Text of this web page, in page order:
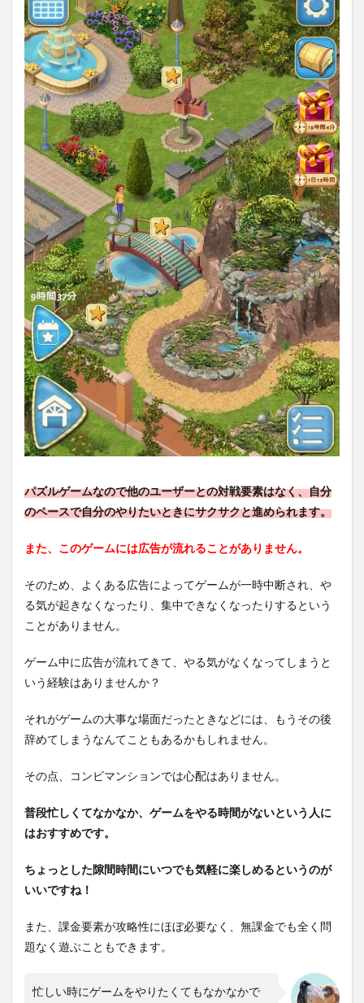
想：
まと
め
パズルゲームなので他のユーザーとの対戦要素はなく、自分
のペースで自分のやりたいときにサクサクと進められます。
また、このゲームには広告が流れることがありません。
そのため、よくある広告によってゲームが一時中断され、や
る気が起きなくなったり、集中できなくなったりするという
ことがありません。
ゲーム中に広告が流れてきて、やる気がなくなってしまうと
いう経験はありませんか？
それがゲームの大事な場面だったときなどには、もうその後
辞めてしまうなんてこともあるかもしれません。
その点、コンビマンションでは心配はありません。
普段忙しくてなかなか、ゲームをやる時間がないという人に
はおすすめです。
ちょっとした隙間時間にいつでも気軽に楽しめるというのが
いいですね！
また、課金要素が攻略性にほぼ必要なく、無課金でも全く問
題なく遊ぶこともできます。
忙しい時にゲームをやりたくてもなかなかで